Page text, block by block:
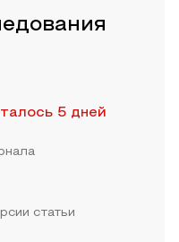
5 дней
статьи